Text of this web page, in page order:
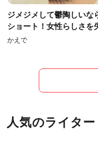
ジメジメして鬱陶しいな
ショート！女性らしさを
かえで
人気のライター